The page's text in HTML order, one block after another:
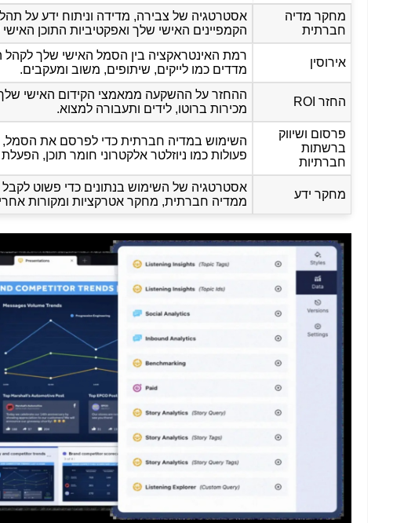
מחקר מדיה
חברתית
אסטרטגיה של צבירה, מדידה וניתוח ידע על
הקמפיינים האישי שלך ואפקטיביות התוכן
אירוסין
רמת האינטראקציה בין הסמל האישי שלך
מדדים כמו לייקים, שיתופים, משוב ומעקבים.
החזר ROI
ההחזר על ההשקעה ממאמצי הקידום האישי
מכירות ברוטו, לידים ותעבורה למצוא.
פרסום ושיווק
ברשתות
חברתיות
השימוש במדיה חברתית כדי לפרסם את הסמל,
פעולות כמו ניוזלטר אלקטרוני חומר תוכן,
מחקר ידע
אסטרטגיה של השימוש בנתונים כדי פשוט
ממדיה חברתית, מחקר אטרקציות ומקורות